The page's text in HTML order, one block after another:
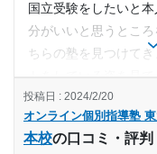
---
1日あたりの授業時
---
月額料金
利用詳細
国立受験をしたいと
分がいいと思うとこ
ちらの塾を見つけて
た。
塾の雰囲気
---
オンライン個別指導塾
本校の口コミ・評判
投稿日 : 2024/2/20